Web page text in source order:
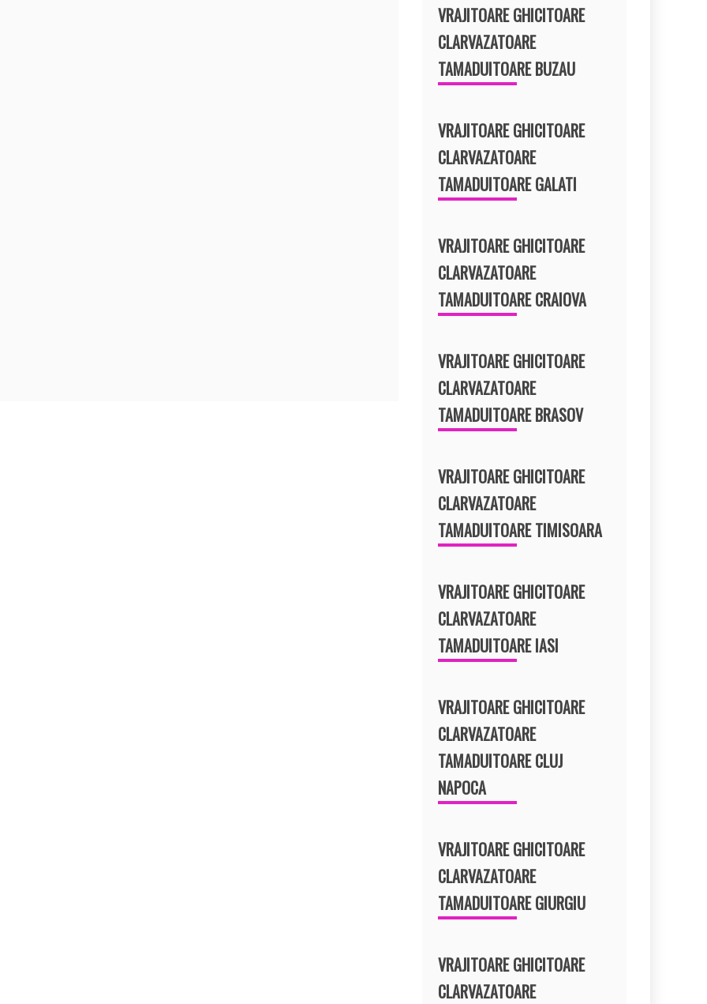
VRAJITOARE GHICITOARE
CLARVAZATOARE
TAMADUITOARE BUZAU
VRAJITOARE GHICITOARE
CLARVAZATOARE
TAMADUITOARE GALATI
VRAJITOARE GHICITOARE
CLARVAZATOARE
TAMADUITOARE CRAIOVA
VRAJITOARE GHICITOARE
CLARVAZATOARE
TAMADUITOARE BRASOV
VRAJITOARE GHICITOARE
CLARVAZATOARE
TAMADUITOARE TIMISOARA
VRAJITOARE GHICITOARE
CLARVAZATOARE
TAMADUITOARE IASI
VRAJITOARE GHICITOARE
CLARVAZATOARE
TAMADUITOARE CLUJ
NAPOCA
VRAJITOARE GHICITOARE
CLARVAZATOARE
TAMADUITOARE GIURGIU
VRAJITOARE GHICITOARE
CLARVAZATOARE